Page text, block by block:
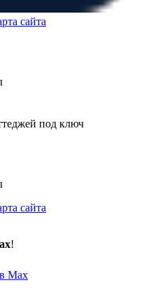
сайта
под ключ
сайта
!
Max